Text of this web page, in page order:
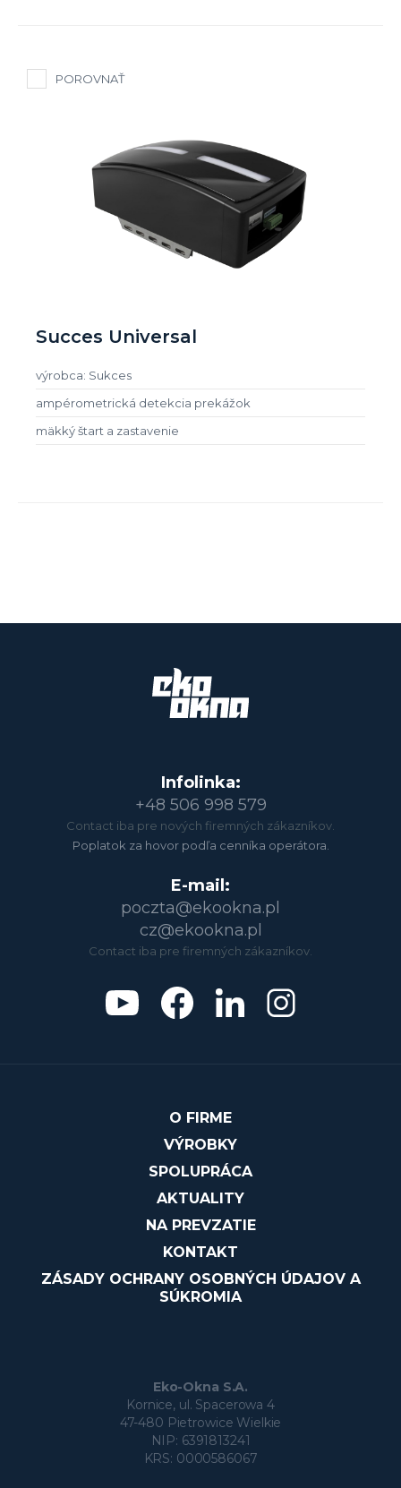
POROVNAŤ
Succes Universal
výrobca: Sukces
ampérometrická detekcia prekážok
mäkký štart a zastavenie
Infolinka:
+48 506 998 579
Contact iba pre nových firemných zákazníkov.
Poplatok za hovor podľa cenníka operátora.
E-mail:
poczta@ekookna.pl
cz@ekookna.pl
Contact iba pre firemných zákazníkov.
O FIRME
VÝROBKY
SPOLUPRÁCA
AKTUALITY
NA PREVZATIE
KONTAKT
ZÁSADY OCHRANY OSOBNÝCH ÚDAJOV A
SÚKROMIA
Eko-Okna S.A.
Kornice, ul. Spacerowa 4
47-480 Pietrowice Wielkie
NIP: 6391813241
KRS: 0000586067